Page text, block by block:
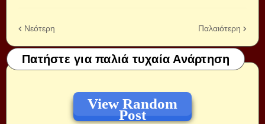
Νεότερη Παλαιότερη
Πατήστε για παλιά τυχαία Ανάρτηση
View Random
Post